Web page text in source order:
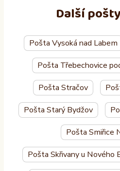
Další
Pošta Vysoká nad Labem
Pošta Třebechovice
Pošta Stračov
Pošta Starý Bydžov
Pošta Smiřice
Pošta Skřivany u Nového